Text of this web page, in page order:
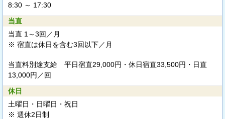
8:30 ～ 17:30
当直
当直 1～3回／月
※ 宿直は休日を含む3回以下／月
当直料別途支給
平日宿直29,000円・休日宿直33,500円・日直
13,000円／回
休日
土曜日・日曜日・祝日
※ 週休2日制